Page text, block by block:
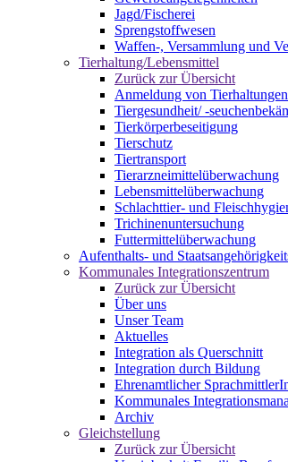
Jagd/Fischerei
Sprengstoffwesen
Waffen-, Versammlung und
Tierhaltung/Lebensmittel
Zurück zur Übersicht
Anmeldung von Tierhaltungen
Tiergesundheit/ -
Tierkörperbeseitigung
Tierschutz
Tiertransport
Tierarzneimittelüberwachung
Lebensmittelüberwachung
Schlachttier- und
Trichinenuntersuchung
Futtermittelüberwachung
Aufenthalts- und
Kommunales Integrationszentrum
Zurück zur Übersicht
Über uns
Unser Team
Aktuelles
Integration als Querschnitt
Integration durch Bildung
Ehrenamtlicher
Kommunales
Archiv
Gleichstellung
Zurück zur Übersicht